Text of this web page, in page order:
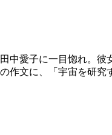
中愛子に一目惚れ。
作文に、「宇宙を研